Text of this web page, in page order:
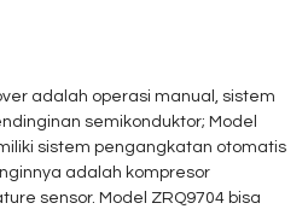
adalah operasi manual, sistem
semikonduktor; Model
sistem pengangkatan otomatis
adalah kompresor
sensor. Model ZRQ9704 bisa